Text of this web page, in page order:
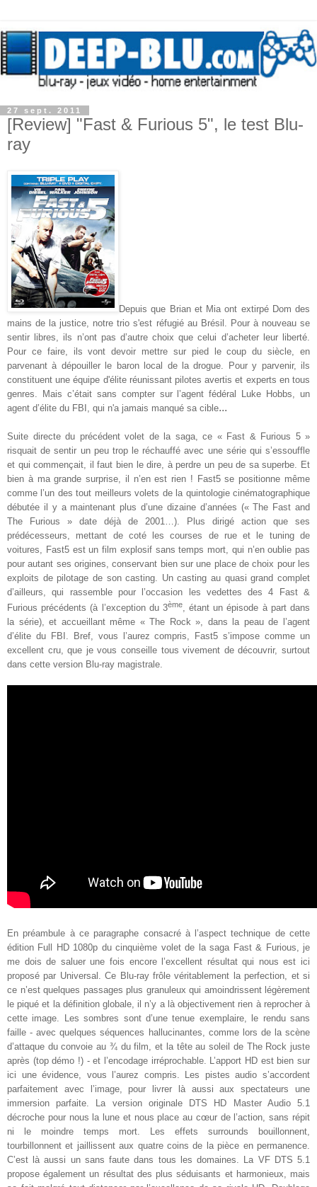
27 sept. 2011
[Review] "Fast & Furious 5", le test Blu-
ray
Depuis que Brian et Mia ont extirpé Dom des
mains de la justice, notre trio s'est réfugié au Brésil. Pour à nouveau se
sentir libres, ils n’ont pas d’autre choix que celui d’acheter leur liberté.
Pour ce faire, ils vont devoir mettre sur pied le coup du siècle, en
parvenant à dépouiller le baron local de la drogue. Pour y parvenir, ils
constituent une équipe d'élite réunissant pilotes avertis et experts en tous
genres. Mais c’était sans compter sur l’agent fédéral Luke Hobbs, un
agent d’élite du FBI, qui n'a jamais manqué sa cible...
Suite directe du précédent volet de la saga, ce « Fast & Furious 5 »
risquait de sentir un peu trop le réchauffé avec une série qui s’essouffle
et qui commençait, il faut bien le dire, à perdre un peu de sa superbe. Et
bien à ma grande surprise, il n’en est rien ! Fast5 se positionne même
comme l’un des tout meilleurs volets de la quintologie cinématographique
débutée il y a maintenant plus d’une dizaine d’années (« The Fast and
The Furious » date déjà de 2001…). Plus dirigé action que ses
prédécesseurs, mettant de coté les courses de rue et le tuning de
voitures, Fast5 est un film explosif sans temps mort, qui n’en oublie pas
pour autant ses origines, conservant bien sur une place de choix pour les
exploits de pilotage de son casting. Un casting au quasi grand complet
d’ailleurs, qui rassemble pour l’occasion les vedettes des 4 Fast &
Furious précédents (à l’exception du 3ème, étant un épisode à part dans
la série), et accueillant même « The Rock », dans la peau de l’agent
d’élite du FBI. Bref, vous l’aurez compris, Fast5 s’impose comme un
excellent cru, que je vous conseille tous vivement de découvrir, surtout
dans cette version Blu-ray magistrale
En préambule à ce paragraphe consacré à l’aspect technique de cette
édition Full HD 1080p du cinquième volet de la saga Fast & Furious, je
me dois de saluer une fois encore l’excellent résultat qui nous est ici
proposé par Universal. Ce Blu-ray frôle véritablement la perfection, et si
ce n’est quelques passages plus granuleux qui amoindrissent légèrement
le piqué et la définition globale, il n’y a là objectivement rien à reprocher à
cette image. Les sombres sont d’une tenue exemplaire, le rendu sans
faille - avec quelques séquences hallucinantes, comme lors de la scène
d’attaque du convoie au ¾ du film, et la tête au soleil de The Rock juste
après (top démo !) - et l’encodage irréprochable. L’apport HD est bien sur
ici une évidence, vous l’aurez compris. Les pistes audio s’accordent
parfaitement avec l’image, pour livrer là aussi aux spectateurs une
immersion parfaite. La version originale DTS HD Master Audio 5.1
décroche pour nous la lune et nous place au cœur de l’action, sans répit
ni le moindre temps mort. Les effets surrounds bouillonnent,
tourbillonnent et jaillissent aux quatre coins de la pièce en permanence.
C’est là aussi un sans faute dans tous les domaines. La VF DTS 5.1
propose également un résultat des plus séduisants et harmonieux, mais